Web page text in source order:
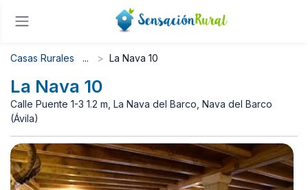
Casas Rurales La Nava 10
La Nava 10
Calle Puente 1-3 1.2 m, La Nava del Barco, Nava del Barco
(Ávila)